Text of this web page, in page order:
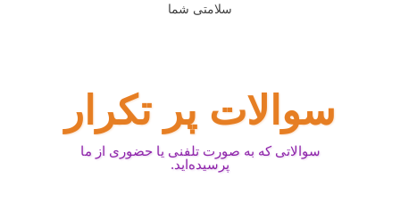
سلامتی شما
سوالات پر تکرار
سوالاتی که به صورت تلفنی یا حضوری از ما
پرسیده‌اید.